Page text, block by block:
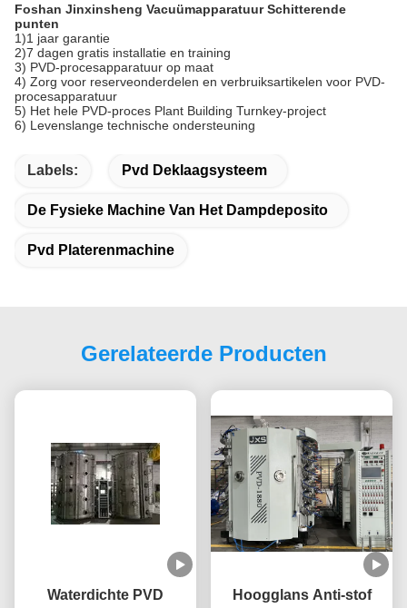
Foshan Jinxinsheng Vacuümapparatuur Schitterende
punten
1)1 jaar garantie
2)7 dagen gratis installatie en training
3) PVD-procesapparatuur op maat
4) Zorg voor reserveonderdelen en verbruiksartikelen voor PVD-
procesapparatuur
5) Het hele PVD-proces Plant Building Turnkey-project
6) Levenslange technische ondersteuning
Labels: Pvd Deklaagsysteem
De Fysieke Machine Van Het Dampdeposito
Pvd Platerenmachine
Gerelateerde Producten
Waterdichte PVD
Hoogglans Anti-stof